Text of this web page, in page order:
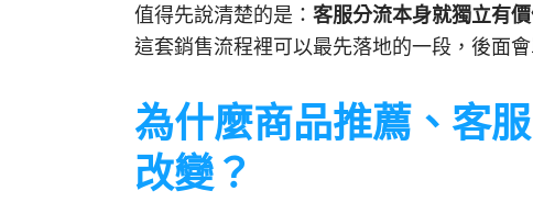
值得先說清楚的是： 客服分流本身就獨立有
這套銷售流程裡可以最先落地的一段，後面會
為什麼商品推薦、客
改變？